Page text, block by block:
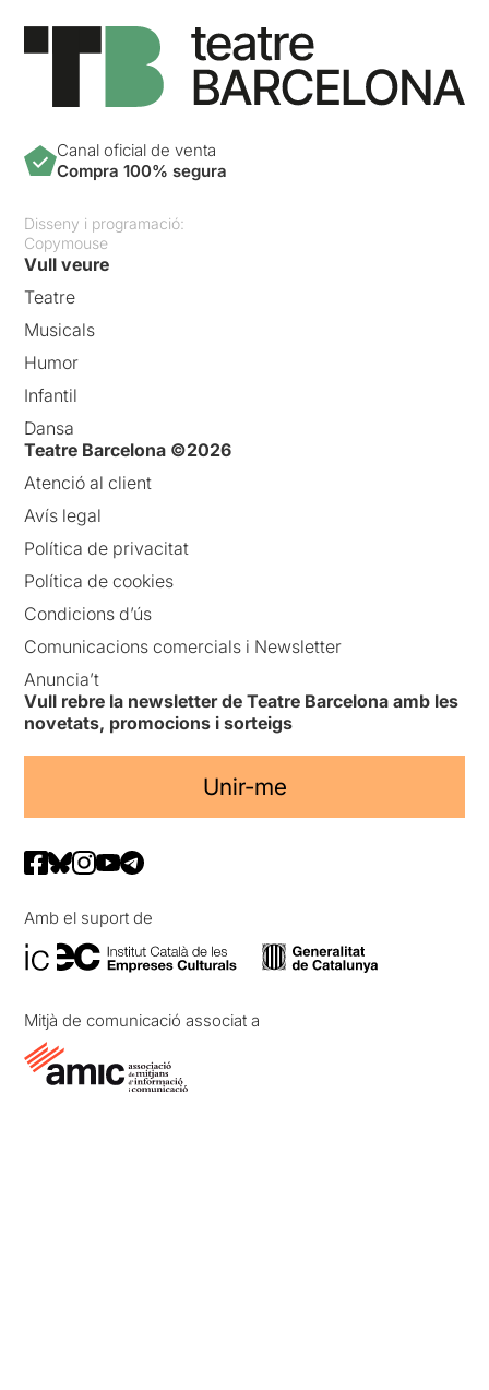
Canal oficial de venta
Compra 100% segura
Disseny i programació:
Copymouse
Vull veure
Teatre
Musicals
Humor
Infantil
Dansa
Teatre Barcelona ©2026
Atenció al client
Avís legal
Política de privacitat
Política de cookies
Condicions d’ús
Comunicacions comercials i Newsletter
Anuncia’t
Vull rebre la newsletter de Teatre Barcelona amb les
novetats, promocions i sorteigs
Unir-me
Amb el suport de
Mitjà de comunicació associat a